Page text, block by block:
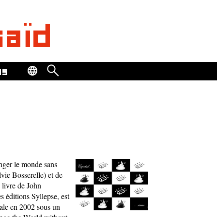
le monde sans
Bosserelle) et de
de John
éditions Syllepse, est
en 2002 sous un